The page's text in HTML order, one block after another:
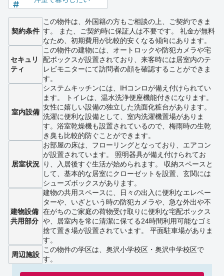
契約条件
この物件は、外国籍の方もご相談の上、ご契約できま
す。 また、ご契約時に保証人は不要です。 礼金が無料
なため、初期費用が比較的安くなる傾向にあります。
セキュリ
ティ
この物件の建物には、オートロックや防犯カメラや宅
配ボックスが設置されており、来客時には居室内のテ
レビモニターにて訪問者の顔を確認することができま
す。
室内設備
システムキッチンには、IHコンロが備え付けられてい
ます。 トイレは、温水洗浄便座機能付きになります。
女性に嬉しい設備の独立した洗面化粧台があります。
洗濯に便利な設備として、室内洗濯機置場がありま
す。浴室乾燥機も設置されているので、梅雨時の生乾
き臭も比較的防ぐことができます。
居室状況
お部屋の床は、フローリングとなっており、エアコン
が設置されています。 照明器具が備え付けられてお
り、入居後すぐ生活が始められます。 収納スペースと
して、基本的な居室にクローゼットを設置、玄関には
シューズボックスがあります。
建物設備
共用部分
建物の共用スペースに、日々の出入に便利なエレベー
ターや、いざという時の防犯カメラや、急な外出や不
在がちのご家庭の荷物受け取りに便利な宅配ボックス
や、居室内を常に清潔に保てる24時間利用可能なゴミ
捨て置き場が設置されています。 平面駐車場がありま
す。
周辺施設
この物件の学区は、奥沢小学校区・奥沢中学校区で
す。